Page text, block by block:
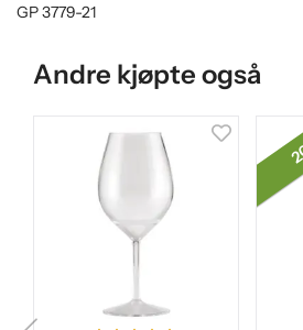
GP 3779-21
Andre kjøpte også